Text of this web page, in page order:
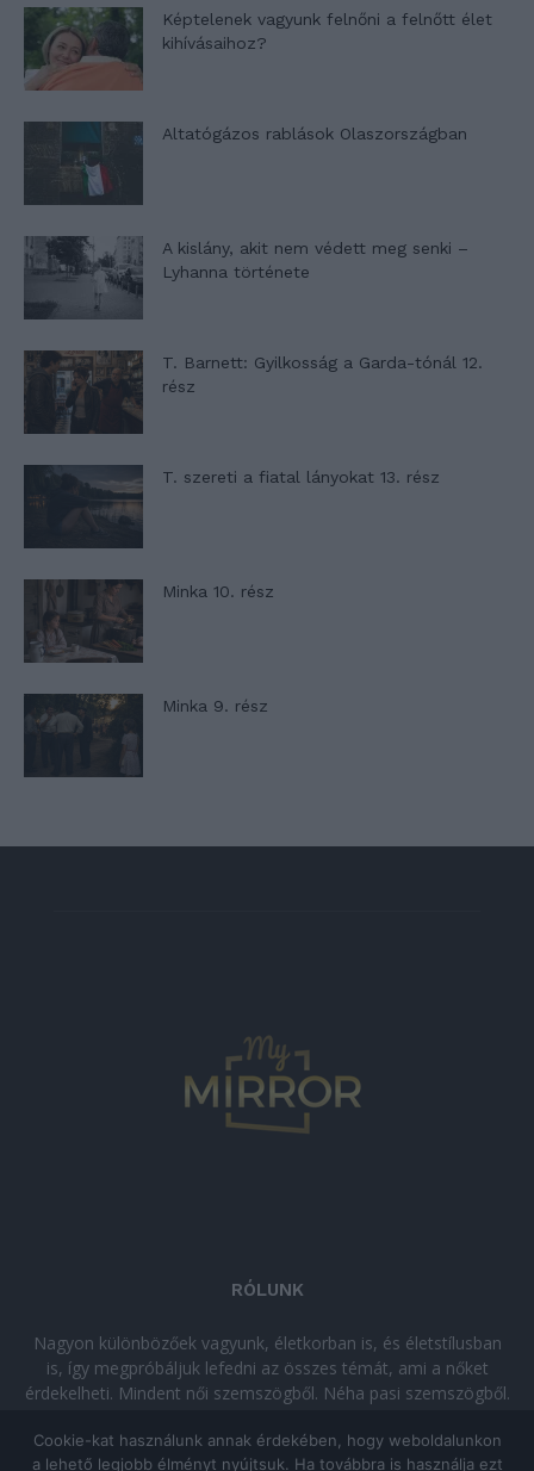
Képtelenek vagyunk felnőni a felnőtt élet
kihívásaihoz?
Altatógázos rablások Olaszországban
A kislány, akit nem védett meg senki –
Lyhanna története
T. Barnett: Gyilkosság a Garda-tónál 12.
rész
T. szereti a fiatal lányokat 13. rész
Minka 10. rész
Minka 9. rész
RÓLUNK
Nagyon különbözőek vagyunk, életkorban is, és életstílusban
is, így megpróbáljuk lefedni az összes témát, ami a nőket
érdekelheti. Mindent női szemszögből. Néha pasi szemszögből.
kikapcsolódásra vágysz!
Cookie-kat használunk annak érdekében, hogy weboldalunkon
a lehető legjobb élményt nyújtsuk. Ha továbbra is használja ezt